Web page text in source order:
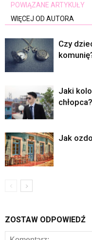
POWIĄZANE ARTYKUŁY
WIĘCEJ OD AUTORA
Czy
Jaki
chłopca?
Jak
ZOSTAW ODPOWIEDŹ